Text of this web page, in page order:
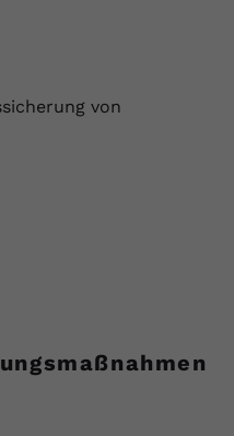
von